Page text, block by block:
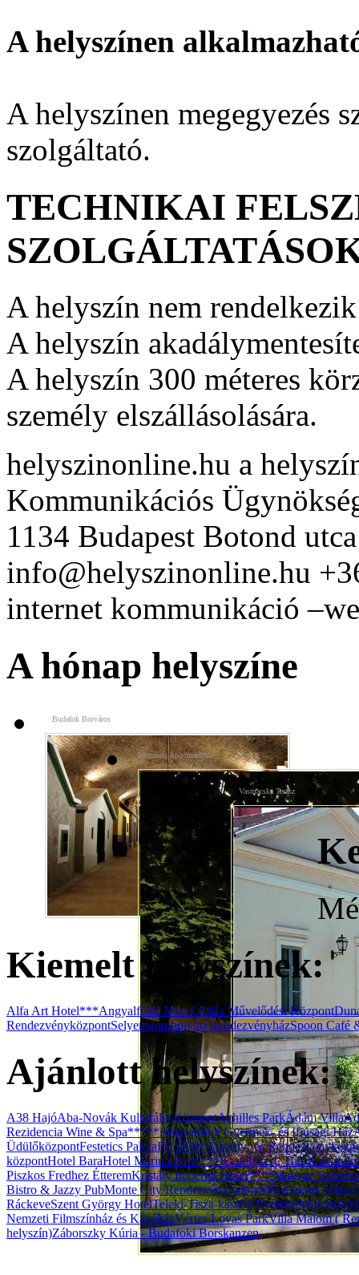
A helyszínen
A helyszínen megegyezés
szolgáltató.
TECHNIKAI
A helyszín nem
A helyszín
A helyszín 300 méteres
személy elszállásolására.
helyszinonline.hu a
Kommunikációs
1134 Budapest Botond
info@helyszinonline.hu
internet kommunikáció
A hónap helyszíne
Budafok Borváros
Premium Apartmanház
Vasmacska Terasz
Kiemelt helyszínek:
Alfa Art Hotel***Angyalföldi József Attila Művelődési Központ
RendezvényközpontSelyemgombolyító RendezvényházSpoon Café
Ajánlott helyszínek:
A38 HajóAba-Novák Kulturális KözpontAchilles ParkÁdám Villa
Rezidencia Wine & Spa*****Angyalföldi Gyermek- és Ifjúsági Ház
ÜdülőközpontFestetics PalotaFUSION Élmény- és
központHotel BaraHotel Marina Port****Kastélykert, Tura
Piszkos Fredhez ÉtteremKristály Imperial Hotel****Magyar
Bistro & Jazzy PubMonte City RendezvénypalotaMűvészetek Háza
RáckeveSzent György HotelTeleki-Tisza-kastély
Nemzeti Filmszínház és KávéházVértes Lovas ParkVilla Malom (
helyszín)Záborszky Kúria - Budafoki Borskanzen